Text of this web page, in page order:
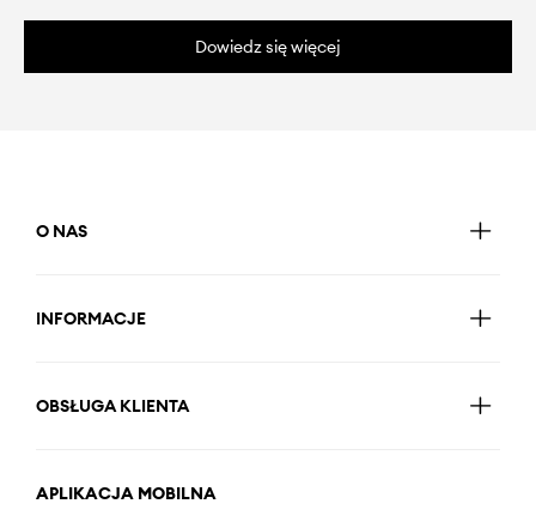
Dowiedz się więcej
O NAS
INFORMACJE
OBSŁUGA KLIENTA
APLIKACJA MOBILNA